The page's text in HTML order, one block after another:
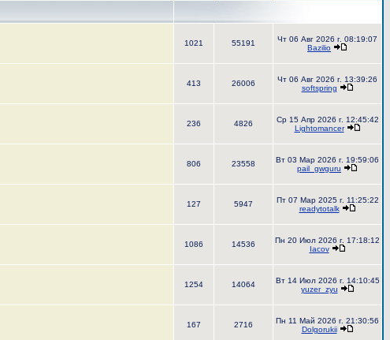
1021 55191
Чт 06 Авг 2026 г. 08:19:07
Bazilio
413 26006
Чт 06 Авг 2026 г. 13:39:26
softspring
236 4826
Ср 15 Апр 2026 г. 12:45:42
Lightomancer
806 23558
Вт 03 Мар 2026 г. 19:59:06
pail_gwguru
127 5947
Пт 07 Мар 2025 г. 11:25:22
readytotalk
1086 14536
Пн 20 Июл 2026 г. 17:18:12
Iacov
1254 14064
Вт 14 Июл 2026 г. 14:10:45
yuzer_zyu
167 2716
Пн 11 Май 2026 г. 21:30:56
Dolgorukii